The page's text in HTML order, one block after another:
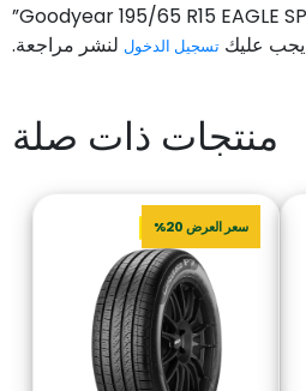
يجب عليك تسجيل الدخول لنشر مراجعة.
منتجات ذات صلة
سعر العرض 20%